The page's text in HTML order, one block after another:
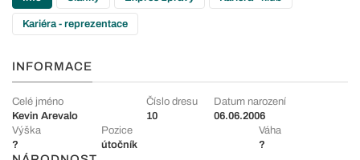
Kariéra - reprezentace
INFORMACE
Celé jméno
Kevin Arevalo
Číslo dresu
10
Datum narození
06.06.2006
Výška
?
Pozice
útočník
Váha
?